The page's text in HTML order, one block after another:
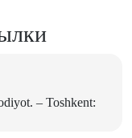
– Toshkent: